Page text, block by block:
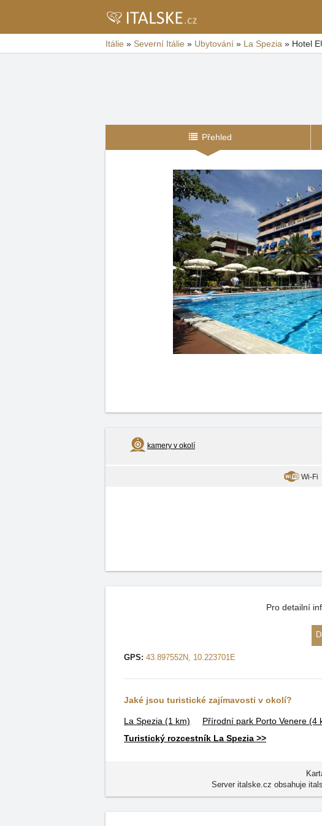
Itálie » Severní Itálie » Ubytování » La Spezia » Hotel
Přehled
kamery v okolí
Wi-Fi
Pro detailní
GPS: 43.897552N, 10.223701E
Jaké jsou turistické zajímavosti v okolí?
La Spezia (1 km) Přírodní park Porto Venere (4
Turistický rozcestník La Spezia >>
Server italske.cz obsahuje